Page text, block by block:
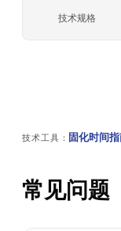
技术规格
技术工具： 固化时间
常见问题